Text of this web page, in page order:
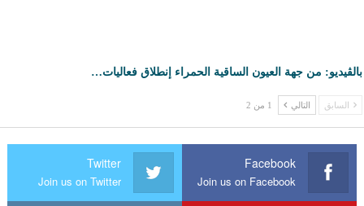
بالڤيديو: من جهة العيون الساقية الحمراء إنطلاق فعاليات…
السابق التالي 1 من 2
Facebook
Join us on Facebook
Twitter
Join us on Twitter